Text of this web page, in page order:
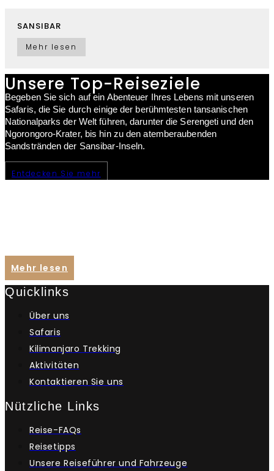
SANSIBAR
Mehr lesen
Unsere Top-Reiseziele
Begeben Sie sich auf ein Abenteuer Ihres Lebens mit unseren
Safaris, die Sie durch einige der berühmtesten tansanischen
Nationalparks der Welt führen, darunter die Serengeti und den
Ngorongoro-Krater, bis hin zu den atemberaubenden
Sandstränden der Sansibar-Inseln.
Entdecken Sie mehr
Mehr lesen
Quicklinks
Über uns
Safaris
Kilimanjaro Trekking
Aktivitäten
Kontaktieren Sie uns
Nützliche Links
Reise-FAQs
Reisetipps
Unsere Reiseführer und Fahrzeuge